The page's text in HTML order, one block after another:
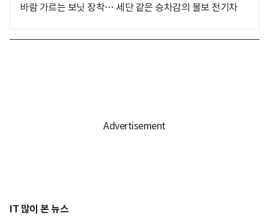
바람 가르는 보닛 장착… 세단 같은 승차감의 볼보 전기차
IT 많이 본 뉴스